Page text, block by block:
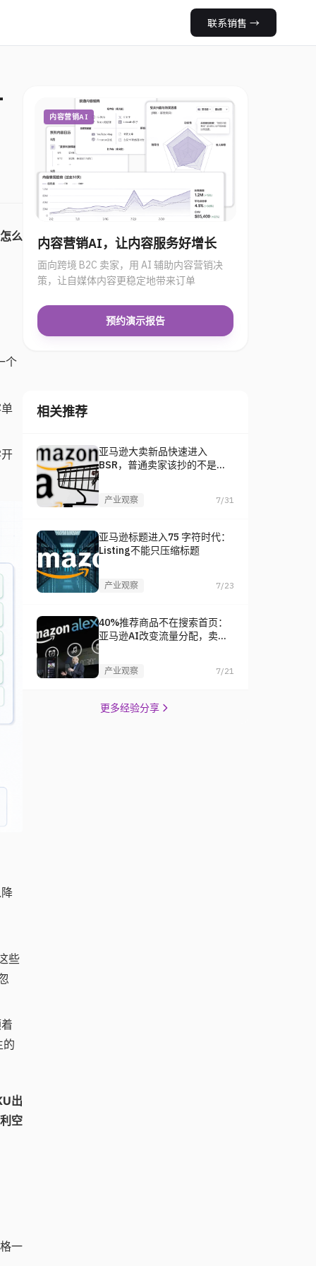
联系销售 →
么
个
些
的
出
空
一
内容营销AI
内容营销AI，让内容服务好增长
面向跨境 B2C 卖家，用 AI 辅助内容营销决
策，让自媒体内容更稳定地带来订单
预约演示报告
相关推荐
亚马逊大卖新品快速进入
BSR，普通卖家该抄的不是
产业观察 7/31
亚马逊标题进入75 字符时代：
Listing不能只压缩标题
产业观察 7/23
40%推荐商品不在搜索首页：
亚马逊AI改变流量分配，卖家
产业观察 7/21
更多经验分享